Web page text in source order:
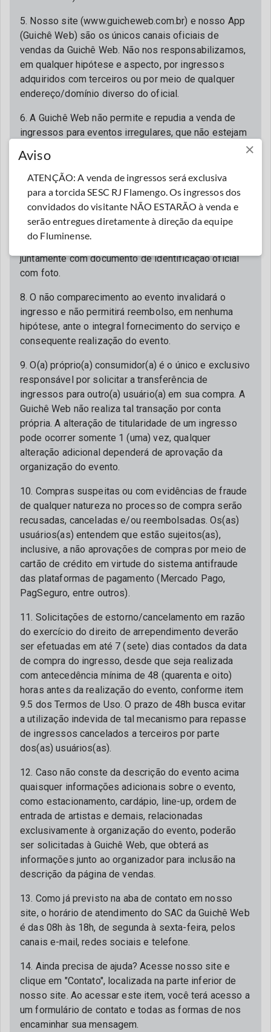
5. Nosso site (www.guicheweb.com.br) e nosso App
(Guichê Web) são os únicos canais oficiais de
vendas da Guichê Web. Não nos responsabilizamos,
em qualquer hipótese e aspecto, por ingressos
adquiridos com terceiros ou por meio de qualquer
endereço/domínio diverso do oficial.
6. A Guichê Web não permite e repudia a venda de
ingressos para eventos irregulares, que não estejam
segurança determinados pelas autoridades
governamentais competentes. Consideramos, antes
de tudo, a saúde e segurança de todos.
apresentação do ingresso impresso e assinado ou
juntamente com documento de identificação oficial
com foto.
8. O não comparecimento ao evento invalidará o
ingresso e não permitirá reembolso, em nenhuma
hipótese, ante o integral fornecimento do serviço e
consequente realização do evento.
9. O(a) próprio(a) consumidor(a) é o único e exclusivo
responsável por solicitar a transferência de
ingressos para outro(a) usuário(a) em sua compra. A
Guichê Web não realiza tal transação por conta
própria. A alteração de titularidade de um ingresso
pode ocorrer somente 1 (uma) vez, qualquer
alteração adicional dependerá de aprovação da
organização do evento.
10. Compras suspeitas ou com evidências de fraude
de qualquer natureza no processo de compra serão
recusadas, canceladas e/ou reembolsadas. Os(as)
usuários(as) entendem que estão sujeitos(as),
inclusive, a não aprovações de compras por meio de
cartão de crédito em virtude do sistema antifraude
das plataformas de pagamento (Mercado Pago,
PagSeguro, entre outros).
11. Solicitações de estorno/cancelamento em razão
do exercício do direito de arrependimento deverão
ser efetuadas em até 7 (sete) dias contados da data
de compra do ingresso, desde que seja realizada
com antecedência mínima de 48 (quarenta e oito)
horas antes da realização do evento, conforme item
9.5 dos Termos de Uso. O prazo de 48h busca evitar
a utilização indevida de tal mecanismo para repasse
de ingressos cancelados a terceiros por parte
dos(as) usuários(as).
12. Caso não conste da descrição do evento acima
quaisquer informações adicionais sobre o evento,
como estacionamento, cardápio, line-up, ordem de
entrada de artistas e demais, relacionadas
exclusivamente à organização do evento, poderão
ser solicitadas à Guichê Web, que obterá as
informações junto ao organizador para inclusão na
descrição da página de vendas.
13. Como já previsto na aba de contato em nosso
site, o horário de atendimento do SAC da Guichê Web
é das 08h às 18h, de segunda à sexta-feira, pelos
canais e-mail, redes sociais e telefone.
14. Ainda precisa de ajuda? Acesse nosso site e
clique em "Contato", localizada na parte inferior de
nosso site. Ao acessar este item, você terá acesso a
um formulário de contato e todas as formas de nos
encaminhar sua mensagem.
×
Aviso
ATENÇÃO: A venda de ingressos será exclusiva
para a torcida SESC RJ Flamengo. Os ingressos dos
convidados do visitante NÃO ESTARÃO à venda e
serão entregues diretamente à direção da equipe
do Fluminense.